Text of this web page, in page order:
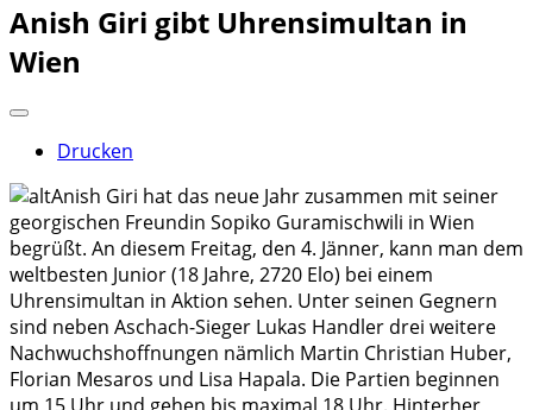
Anish Giri gibt Uhrensimultan in
Wien
Drucken
Anish Giri hat das neue Jahr zusammen mit seiner
georgischen Freundin Sopiko Guramischwili in Wien
begrüßt. An diesem Freitag, den 4. Jänner, kann man dem
weltbesten Junior (18 Jahre, 2720 Elo) bei einem
Uhrensimultan in Aktion sehen. Unter seinen Gegnern
sind neben Aschach-Sieger Lukas Handler drei weitere
Nachwuchshoffnungen nämlich Martin Christian Huber,
Florian Mesaros und Lisa Hapala. Die Partien beginnen